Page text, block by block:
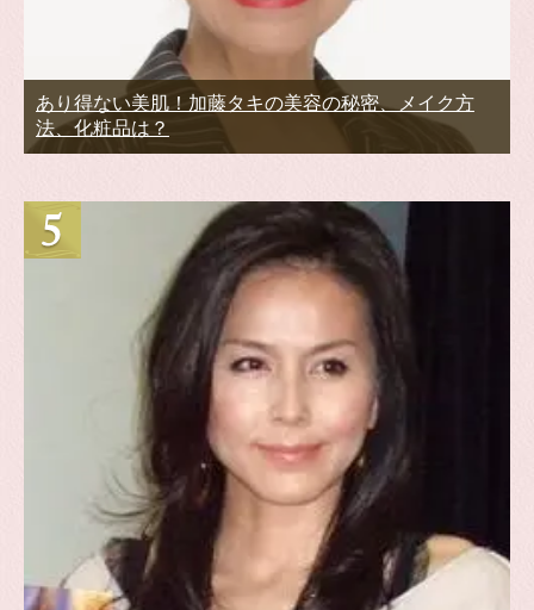
あり得ない美肌！加藤タキの美容の秘密、メイク方
法、化粧品は？